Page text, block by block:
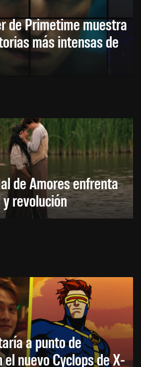
de Primetime muestra
más intensas de
de Amores enfrenta
revolución
a punto de
nuevo Cyclops de X-